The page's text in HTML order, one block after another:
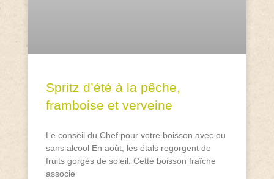
Spritz d’été à la pêche,
framboise et verveine
Le conseil du Chef pour votre boisson avec ou
sans alcool En août, les étals regorgent de
fruits gorgés de soleil. Cette boisson fraîche
associe